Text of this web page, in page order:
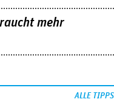
mehr
ALLE TIPPS